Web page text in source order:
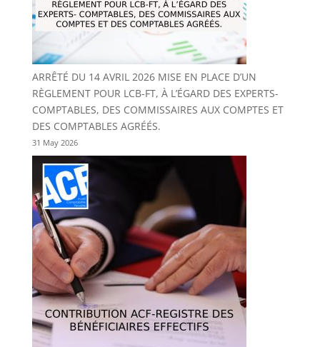
ARRÊTÉ DU 14 AVRIL 2026 MISE EN PLACE D’UN
RÈGLEMENT POUR LCB-FT, À L’ÉGARD DES EXPERTS-
COMPTABLES, DES COMMISSAIRES AUX COMPTES ET
DES COMPTABLES AGRÉÉS.
31 May 2026